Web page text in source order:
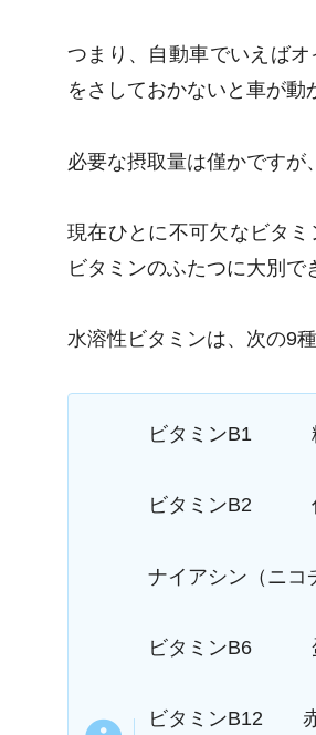
つまり、自動車でいえば
をさしておかないと車が動
必要な摂取量は僅かですが
現在ひとに不可欠なビタ
ビタミンのふたつに大別で
水溶性ビタミンは、次の9
ビタミンB1 糖
ビタミンB2 代
ナイアシン（ニ
ビタミンB6 蛋
ビタミンB12 赤